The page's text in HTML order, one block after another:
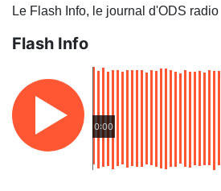
Le Flash Info, le journal d'ODS radio
Flash Info
0:00